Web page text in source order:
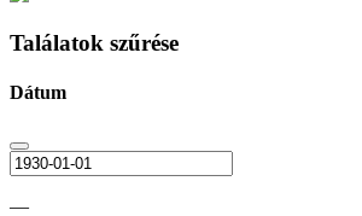
Találatok szűrése
Dátum
—